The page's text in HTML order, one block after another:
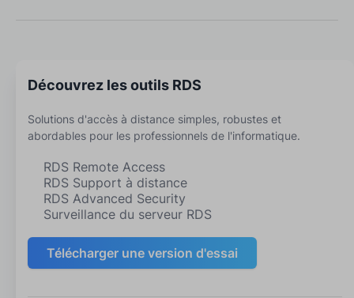
Découvrez les outils RDS
Solutions d'accès à distance simples, robustes et
abordables pour les professionnels de l'informatique.
RDS Remote Access
RDS Support à distance
RDS Advanced Security
Surveillance du serveur RDS
Télécharger une version d'essai